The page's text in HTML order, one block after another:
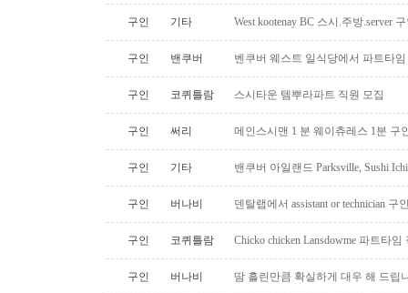
구인 기타 West kootenay BC 스시.주방.server
구인 밴쿠버 벤쿠버 웨스트 일식당에서 파트타
구인 코퀴틀람 스시타운 템뿌라파트 직원 모집
구인 써리 메인스시맨 1 분 웨이츄레스 1분 구
구인 기타 밴쿠버 아일랜드 Parksville, Sushi
구인 버나비 덴탈랩에서 assistant or technician 구
구인 코퀴틀람 Chicko chicken Lansdowme 파트타
구인 버나비 땀 흘린만큼 확실하게 대우 해 드립